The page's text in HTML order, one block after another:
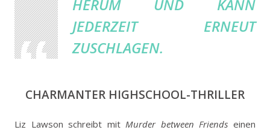
ERUM UND KANN J
EDERZEIT ERNEUT Z
USCHLAGEN.
CHARMANTER HIGHSCHOOL-THRILLER
Liz Lawson schreibt mit Murder between Friends einen